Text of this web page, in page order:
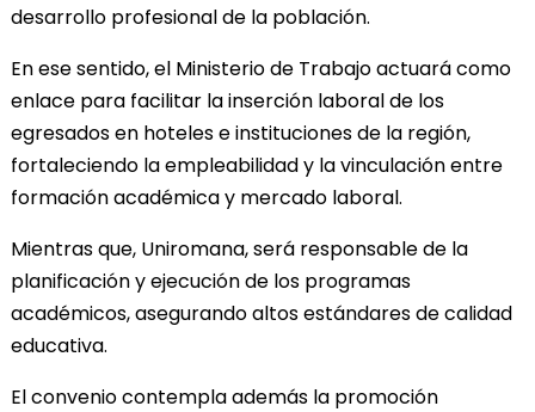
desarrollo profesional de la población.
En ese sentido, el Ministerio de Trabajo actuará como
enlace para facilitar la inserción laboral de los
egresados en hoteles e instituciones de la región,
fortaleciendo la empleabilidad y la vinculación entre
formación académica y mercado laboral.
Mientras que, Uniromana, será responsable de la
planificación y ejecución de los programas
académicos, asegurando altos estándares de calidad
educativa.
El convenio contempla además la promoción